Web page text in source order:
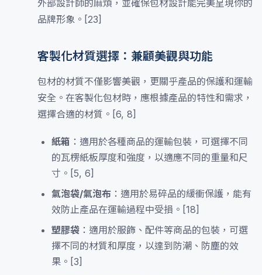
外部設計師的麻煩，並確保包材設計能完美呈現你的
品牌形象。[23]
客製化材質選擇：兼顧美觀與功能
包材的材質不僅影響美觀，更關乎產品的保護和運輸
安全。在客製化包材時，應根據產品的特性和需求，
選擇合適的材質。[6, 8]
紙箱 ：適用於各種商品的運輸包裝，可選擇不同
的瓦楞紙板厚度和強度，以適應不同的重量和尺
寸。[5, 6]
氣泡袋/氣泡布 ：適用於易碎品的緩衝保護，能有
效防止產品在運輸過程中受損。[18]
塑膠袋 ：適用於服飾、配件等商品的包裝，可選
擇不同的材質和厚度，以達到防潮、防塵的效
果。[3]